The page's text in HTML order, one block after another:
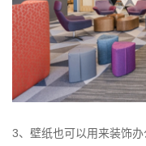
3、壁纸也可以用来装饰办